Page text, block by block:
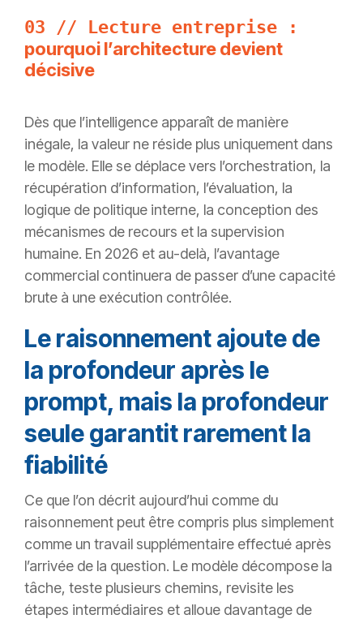
03 // Lecture entreprise :
pourquoi l’architecture devient
décisive
Dès que l’intelligence apparaît de manière
inégale, la valeur ne réside plus uniquement dans
le modèle. Elle se déplace vers l’orchestration, la
récupération d’information, l’évaluation, la
logique de politique interne, la conception des
mécanismes de recours et la supervision
humaine. En 2026 et au-delà, l’avantage
commercial continuera de passer d’une capacité
brute à une exécution contrôlée.
Le raisonnement ajoute de
la profondeur après le
prompt, mais la profondeur
seule garantit rarement la
fiabilité
Ce que l’on décrit aujourd’hui comme du
raisonnement peut être compris plus simplement
comme un travail supplémentaire effectué après
l’arrivée de la question. Le modèle décompose la
tâche, teste plusieurs chemins, revisite les
étapes intermédiaires et alloue davantage de